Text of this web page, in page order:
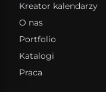
Kreator kalendarzy
O nas
Portfolio
Katalogi
Praca